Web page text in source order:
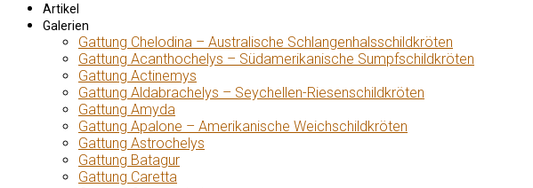
Artikel
Galerien
Gattung Chelodina – Australische Schlangenhalsschildkröten
Gattung Acanthochelys – Südamerikanische Sumpfschildkröten
Gattung Actinemys
Gattung Aldabrachelys – Seychellen-Riesenschildkröten
Gattung Amyda
Gattung Apalone – Amerikanische Weichschildkröten
Gattung Astrochelys
Gattung Batagur
Gattung Caretta